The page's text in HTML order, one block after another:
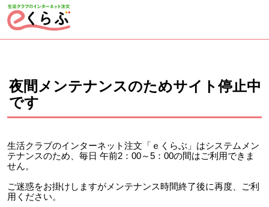
ページの先頭です。
夜間メンテナンスのためサイト停止中
です
生活クラブのインターネット注文「ｅくらぶ」はシステムメン
テナンスのため、毎日 午前2：00～5：00の間はご利用できま
せん。
ご迷惑をお掛けしますがメンテナンス時間終了後に再度、ご利
用ください。